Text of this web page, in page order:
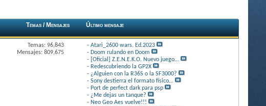
Temas / Mensajes Último mensaje
Temas: 96,843
Mensajes: 809,675
- Atari_2600 wars. Ed.2023
- Doom rulando en Doom
- [Oficial] Z.E.N.E.K.O. Nuevo juego...
- Redescubriendo la GP2X
- ¿Alguien con la R36S o la SF3000?
- Sony destierra el formato físico...
- Port de perfect dark para psp
- ¿Me dejas un tanque?
- Neo Geo Aes vuelve!!!